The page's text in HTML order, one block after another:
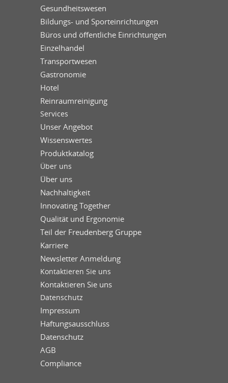
Gesundheitswesen
Bildungs- und Sporteinrichtungen
Büros und öffentliche Einrichtungen
Einzelhandel
Transportwesen
Gastronomie
Hotel
Reinraumreinigung
Services
Unser Angebot
Wissenswertes
Produktkatalog
Über uns
Über uns
Nachhaltigkeit
Innovating Together
Qualität und Ergonomie
Teil der Freudenberg Gruppe
Karriere
Newsletter Anmeldung
Kontaktieren Sie uns
Kontaktieren Sie uns
Datenschutz
Impressum
Haftungsausschluss
Datenschutz
AGB
Compliance